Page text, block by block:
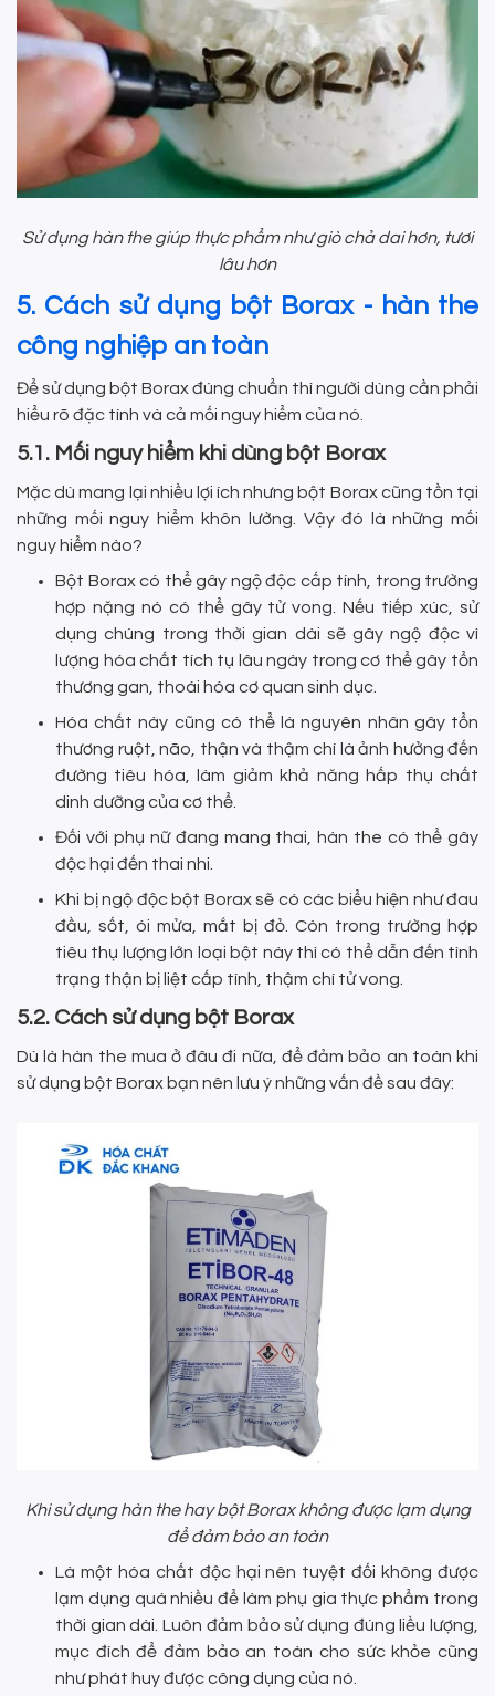
Sử dụng hàn the giúp thực phẩm như giò chả dai hơn, tươi
lâu hơn
5. Cách sử dụng bột Borax - hàn the
công nghiệp an toàn
Để sử dụng bột Borax đúng chuẩn thì người dùng cần phải
hiểu rõ đặc tính và cả mối nguy hiểm của nó.
5.1. Mối nguy hiểm khi dùng bột Borax
Mặc dù mang lại nhiều lợi ích nhưng bột Borax cũng tồn tại
những mối nguy hiểm khôn lường. Vậy đó là những mối
nguy hiểm nào?
Bột Borax có thể gây ngộ độc cấp tính, trong trường
hợp nặng nó có thể gây tử vong. Nếu tiếp xúc, sử
dụng chúng trong thời gian dài sẽ gây ngộ độc vì
lượng hóa chất tích tụ lâu ngày trong cơ thể gây tổn
thương gan, thoái hóa cơ quan sinh dục.
Hóa chất này cũng có thể là nguyên nhân gây tổn
thương ruột, não, thận và thậm chí là ảnh hưởng đến
đường tiêu hóa, làm giảm khả năng hấp thụ chất
dinh dưỡng của cơ thể.
Đối với phụ nữ đang mang thai, hàn the có thể gây
độc hại đến thai nhi.
Khi bị ngộ độc bột Borax sẽ có các biểu hiện như đau
đầu, sốt, ói mửa, mắt bị đỏ. Còn trong trường hợp
tiêu thụ lượng lớn loại bột này thì có thể dẫn đến tình
trạng thận bị liệt cấp tính, thậm chí tử vong.
5.2. Cách sử dụng bột Borax
Dù là hàn the mua ở đâu đi nữa, để đảm bảo an toàn khi
sử dụng bột Borax bạn nên lưu ý những vấn đề sau đây:
Khi sử dụng hàn the hay bột Borax không được lạm dụng
để đảm bảo an toàn
Là một hóa chất độc hại nên tuyệt đối không được
lạm dụng quá nhiều để làm phụ gia thực phẩm trong
thời gian dài. Luôn đảm bảo sử dụng đúng liều lượng,
mục đích để đảm bảo an toàn cho sức khỏe cũng
như phát huy được công dụng của nó.